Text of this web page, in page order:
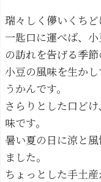
瑞々しく儚いくちど
一匙口に運べば、
の訪れを告げる季節
小豆の風味を生か
うかんです。
さらりとした口ど
味です。
暑い夏の日に涼と
ました。
ちょっとした手土